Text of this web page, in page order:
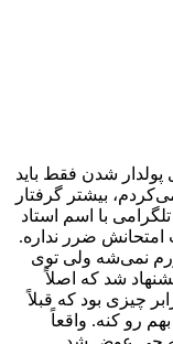
شدن فقط باید
بیشتر گرفتار
با اسم استاد
امتحانش ضرر نداره.
نمی‌شه ولی توی
شد که اصلاً
چیزی بود که قبلاً
رو کنه. واقعاً